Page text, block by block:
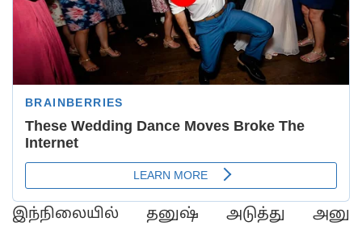
இந்நிலையில் தனுஷ் அடுத்து அனு